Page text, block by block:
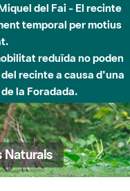
del Fai - El recinte
temporal per motius
reduïda no poden
recinte a causa d'una
la Foradada.
Naturals